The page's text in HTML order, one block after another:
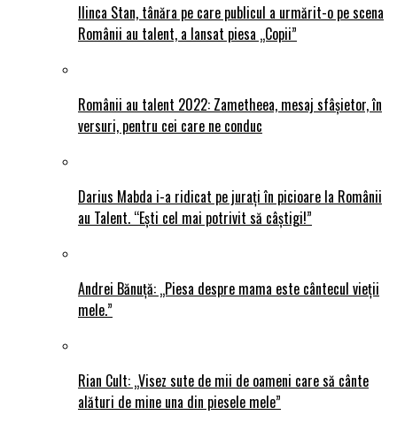
Ilinca Stan, tânăra pe care publicul a urmărit-o pe scena
Românii au talent, a lansat piesa „Copii”
Românii au talent 2022: Zametheea, mesaj sfâșietor, în
versuri, pentru cei care ne conduc
Darius Mabda i-a ridicat pe jurați în picioare la Românii
au Talent. “Ești cel mai potrivit să câștigi!”
Andrei Bănuță: „Piesa despre mama este cântecul vieții
mele.”
Rian Cult: „Visez sute de mii de oameni care să cânte
alături de mine una din piesele mele”